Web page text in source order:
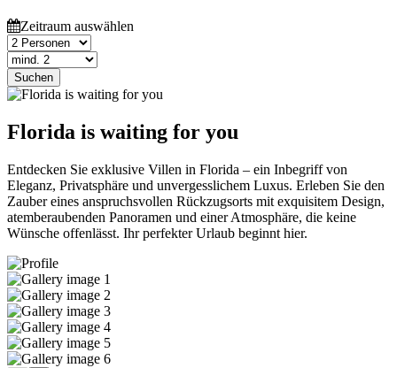
Zeitraum auswählen
Suchen
Florida is waiting for you
Entdecken Sie exklusive Villen in Florida – ein Inbegriff von
Eleganz, Privatsphäre und unvergesslichem Luxus. Erleben Sie den
Zauber eines anspruchsvollen Rückzugsorts mit exquisitem Design,
atemberaubenden Panoramen und einer Atmosphäre, die keine
Wünsche offenlässt. Ihr perfekter Urlaub beginnt hier.